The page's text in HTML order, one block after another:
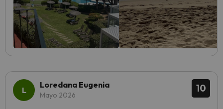
10
Loredana Eugenia
Mayo 2026